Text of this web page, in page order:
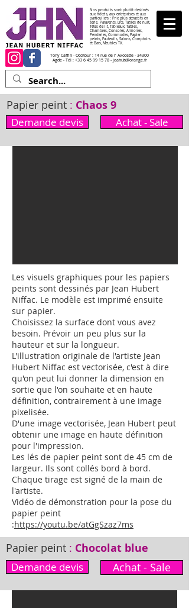
Nos produits sont plutôt destinés
aux hôtels, aux entreprises et aux
particuliers : Prix plus attractifs en
série. Paravents, Lits, Tables de nuit,
Têtes de lit, Tableaux, Tables,
Chambres, Consoles, Armoires,
Penderies, Commodes, Papier
peints, Fauteuils, Salons, Comptoirs
et Bars, Meubles TV.
Tony Caffin - Occitour : 14 rue de l' Avocette - 34300
Agde - Tél : +33 6 45 99 15 78- jeahub@orange.fr
Papier peint : Chaos 9
Demande devis Achat - Sale
Les visuels graphiques pour les papiers
peints sont dessinés par Jean Hubert
Niffac. Le modèle est imprimé ensuite
sur papier.
Choisissez la surface dont vous avez
besoin. Prévoir un peu plus sur la
hauteur et sur la longueur.
L'illustration originale de l'artiste Jean
Hubert Niffac est vectorisée, c'est à dire
qu'on peut lui donner la dimension en
sortie que l'on souhaite et en haute
définition, contrairement à une image
pixelisée.
D'une image vectorisée, Jean Hubert peut
obtenir une image en haute définition
pour l'impression.
Les lés de papier peint sont de 45 cm de
largeur. Ils sont collés bord à bord.
Chaque tirage est signé de la main de
l'artiste.
Vidéo de démonstration pour la pose du
papier peint
:https://youtu.be/atGgSzaz7ms
Papier peint : Chocolat blue
Demande devis Achat - Sale